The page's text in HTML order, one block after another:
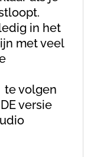
in het
met veel
te volgen
versie